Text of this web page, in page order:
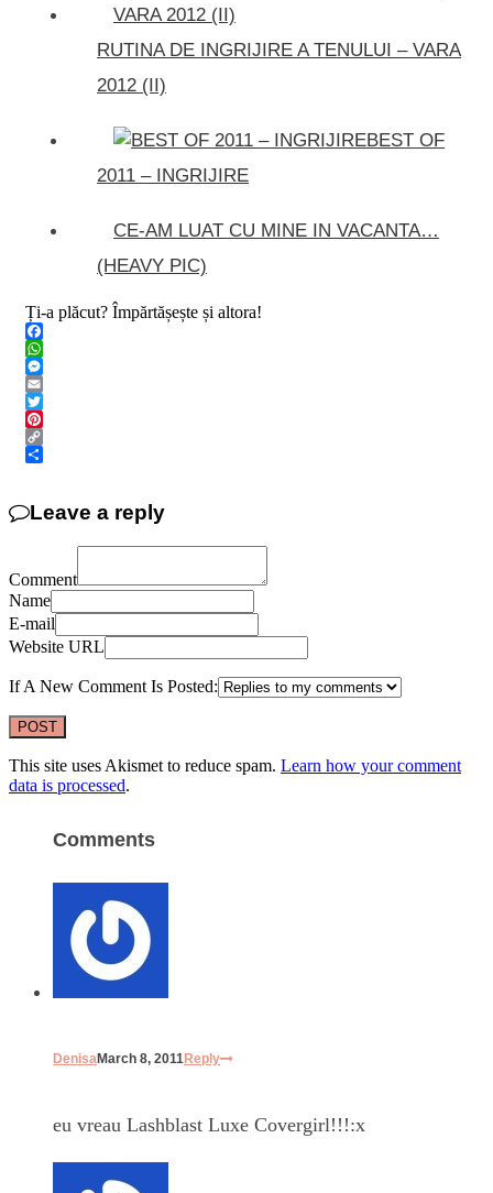
RUTINA DE INGRIJIRE A TENULUI – VARA
2012 (II)
BEST OF
2011 – INGRIJIRE
CE-AM LUAT CU MINE IN VACANTA…
(HEAVY PIC)
Ți-a plăcut? Împărtășește și altora!
Facebook
WhatsApp
Messenger
Email
Twitter
Pinterest
Copy
Leave a reply
Comment
Name
E-mail
Website URL
If A New Comment Is Posted:
This site uses Akismet to reduce spam. Learn how your comment
data is processed.
Comments
DenisaMarch 8, 2011Reply
eu vreau Lashblast Luxe Covergirl!!!:x